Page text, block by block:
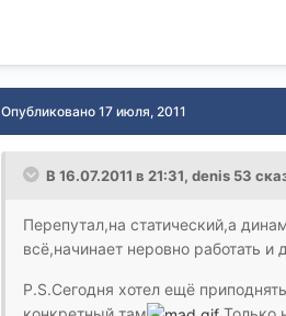
Опубликовано 17 июля, 2011
В 16.07.2011 в 21:31, denis 53
Перепутал,на статический,а
всё,начинает неровно работать
P.S.Сегодня хотел ещё